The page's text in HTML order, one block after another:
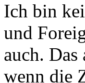
Ich bin
und
auch.
wenn die